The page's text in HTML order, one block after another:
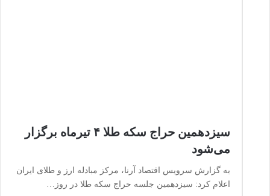
سیزدهمین حراج سکه طلا ۴ تیرماه برگزار
می‌شود
به گزارش سرویس اقتصاد آرنا، مرکز مبادله ارز و طلای ایران
اعلام کرد: سیزدهمین جلسه حراج سکه طلا در روز…